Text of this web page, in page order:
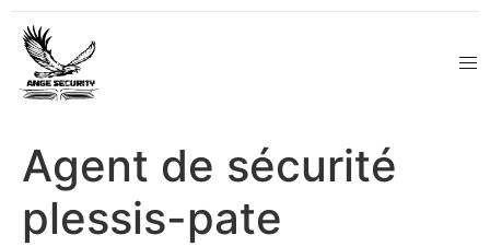
Agent de sécurité
plessis-pate